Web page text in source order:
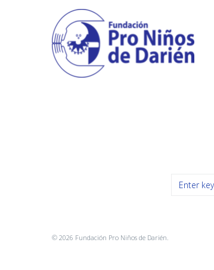
Search
© 2026 Fundación Pro Niños de Darién.